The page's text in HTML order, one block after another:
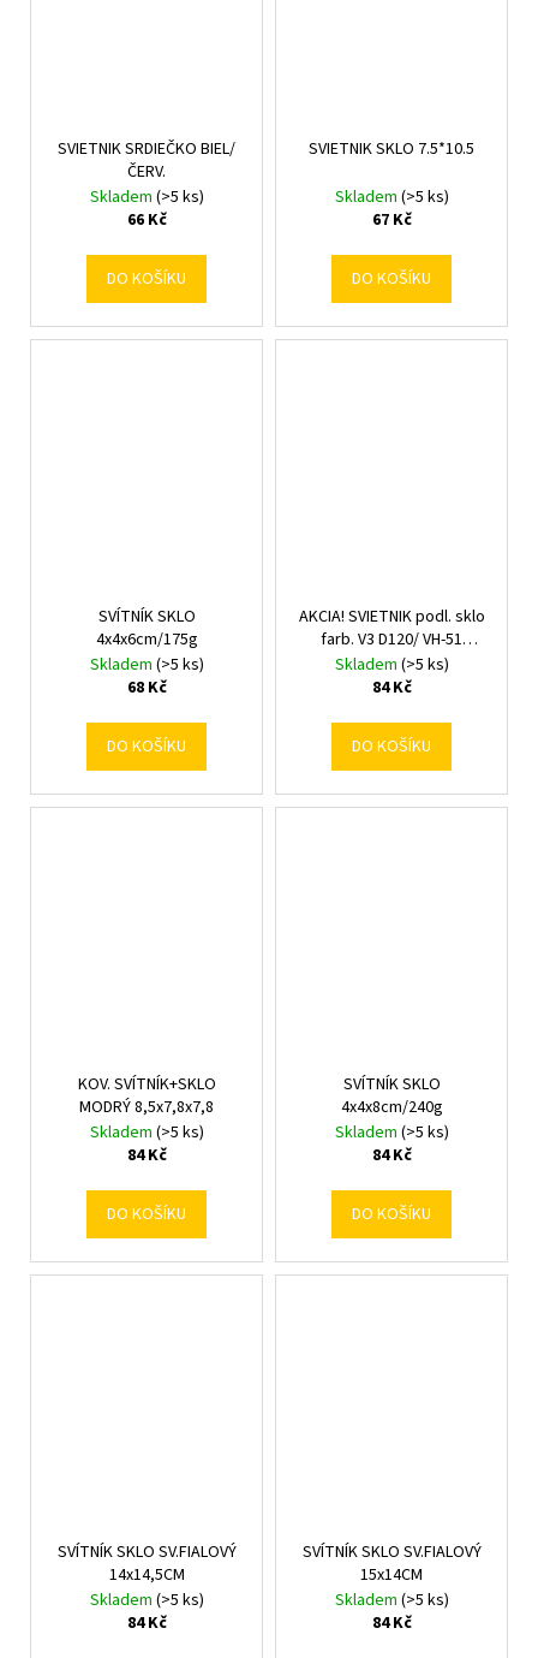
SVIETNIK SRDIEČKO BIEL/
ČERV.
Skladem (>5 ks)
66 Kč
DO KOŠÍKU
SVIETNIK SKLO 7.5*10.5
Skladem (>5 ks)
67 Kč
DO KOŠÍKU
SVÍTNÍK SKLO
4x4x6cm/175g
Skladem (>5 ks)
68 Kč
DO KOŠÍKU
AKCIA! SVIETNIK podl. sklo
farb. V3 D120/ VH-51
pr11cm
Skladem (>5 ks)
84 Kč
DO KOŠÍKU
KOV. SVÍTNÍK+SKLO
MODRÝ 8,5x7,8x7,8
Skladem (>5 ks)
84 Kč
DO KOŠÍKU
SVÍTNÍK SKLO
4x4x8cm/240g
Skladem (>5 ks)
84 Kč
DO KOŠÍKU
SVÍTNÍK SKLO SV.FIALOVÝ
14x14,5CM
Skladem (>5 ks)
84 Kč
SVÍTNÍK SKLO SV.FIALOVÝ
15x14CM
Skladem (>5 ks)
84 Kč